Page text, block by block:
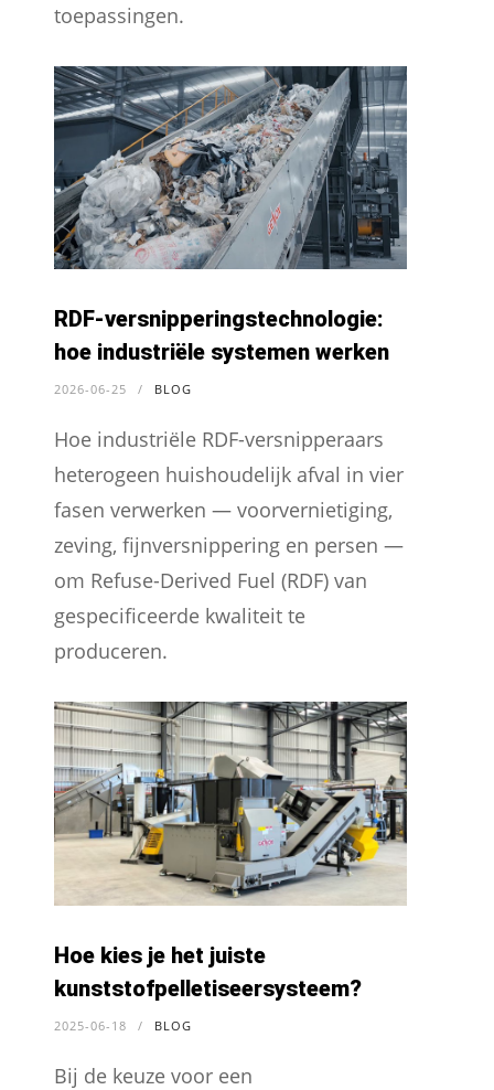
toepassingen.
RDF-versnipperingstechnologie:
hoe industriële systemen werken
2026-06-25 / BLOG
Hoe industriële RDF-versnipperaars
heterogeen huishoudelijk afval in vier
fasen verwerken — voorvernietiging,
zeving, fijnversnippering en persen —
om Refuse-Derived Fuel (RDF) van
gespecificeerde kwaliteit te
produceren.
Hoe kies je het juiste
kunststofpelletiseersysteem?
2025-06-18 / BLOG
Bij de keuze voor een